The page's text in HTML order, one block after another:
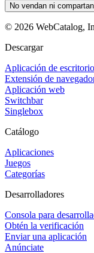
No vendan ni
© 2026 WebCatalog,
Descargar
Aplicación de escritorio
Extensión de
Aplicación web
Switchbar
Singlebox
Catálogo
Aplicaciones
Juegos
Categorías
Desarrolladores
Consola para
Obtén la verificación
Enviar una aplicación
Anúnciate